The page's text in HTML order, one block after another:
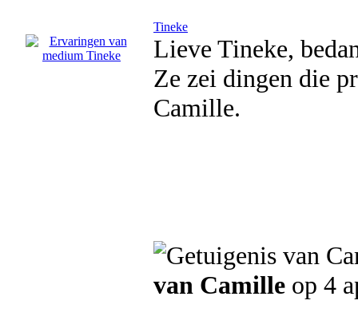
Tineke
Lieve Tineke,
Ze zei dingen die
Camille.
van Camille op 4